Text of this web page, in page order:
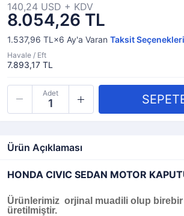
8.054,26 TL
140,24 USD + KDV
1.537,96 TL×6 Ay'a Varan Taksit Seçenekleri
Havale / Eft
7.893,17 TL
Adet
Ürün Açıklaması
HONDA CIVIC SEDAN MOTOR
Ürünlerimiz orjinal muadili olup
üretilmiştir.